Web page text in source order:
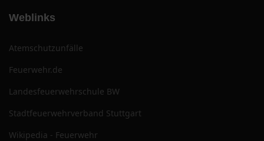
Weblinks
Atemschutzunfälle
Feuerwehr.de
Landesfeuerwehrschule BW
Stadtfeuerwehrverband Stuttgart
Wikipedia - Feuerwehr